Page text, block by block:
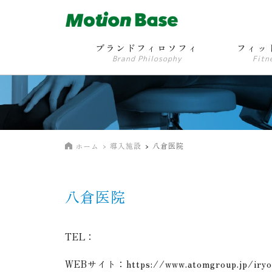
ブランドフィロソフィ
Brand Philosophy
フィッ
ホーム 導入施設 八倉医院
八倉医院
TEL：
WEBサイト： https://www.atomgroup.jp/